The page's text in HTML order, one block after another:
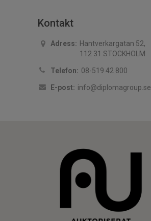
Kontakt
Adress: Hantverkargatan 52,
112 31 STOCKHOLM
Telefon: 08-519 42 800
E-post: info@diplomagroup.se